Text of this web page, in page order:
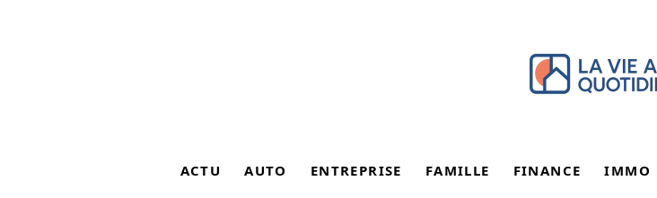
ACTU AUTO ENTREPRISE FAMILLE FINANCE IMMO